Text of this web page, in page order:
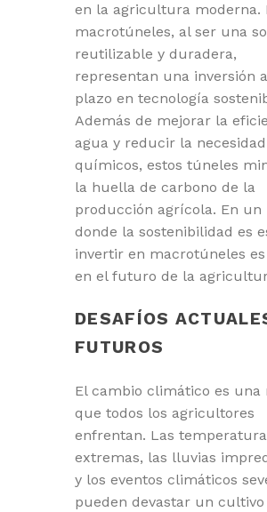
en la agricultura moderna.
macrotúneles, al ser una
reutilizable y duradera,
representan una inversión
plazo en tecnología
Además de mejorar la
agua y reducir la
químicos, estos túneles
la huella de carbono de la
producción agrícola. En un
donde la sostenibilidad es
invertir en macrotúneles
en el futuro de la
DESAFÍOS
FUTUROS
El cambio climático es una
que todos los agricultores
enfrentan. Las
extremas, las lluvias
y los eventos climáticos
pueden devastar un cultivo